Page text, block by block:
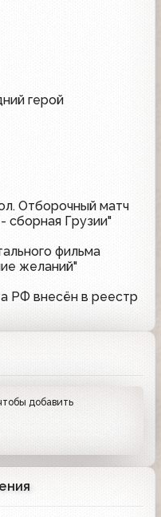
герой
Отборочный матч
сборная Грузии"
фильма
желаний"
РФ внесён в реестр
чтобы добавить